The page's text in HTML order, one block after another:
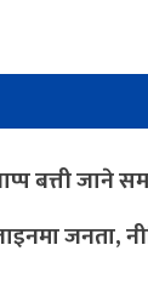
बत्ती जाने
जनता,